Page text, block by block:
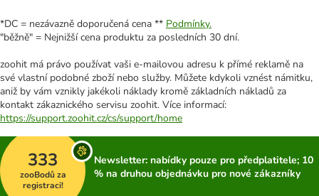
*DC = nezávazně doporučená cena ** Podmínky.
"běžně" = Nejnižší cena produktu za posledních 30 dní.
zoohit má právo používat vaši e-mailovou adresu k přímé reklamě na
své vlastní podobné zboží nebo služby. Můžete kdykoli vznést námitku,
aniž by vám vznikly jakékoli náklady kromě základních nákladů za
kontakt zákaznického servisu zoohit. Více informací:
https://support.zoohit.cz/cs/support/home
333
zooBodů za
registraci!
Newsletter: nabídky pouze pro předplatitele; 10
% na druhou objednávku pro nové zákazníky